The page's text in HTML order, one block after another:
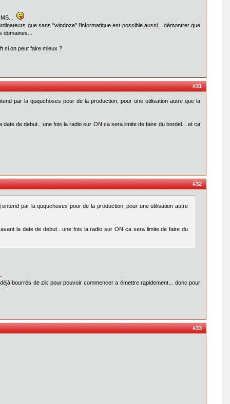
que sans "windoze" l'informatique est possible aussi... démontrer que
si on peut faire mieux ?
#31
par la ququchoses pour de la production, pour une utilisation autre que la
de debut.. une fois la radio sur ON ca sera limite de faire du bordel... et ca
#32
par la ququchoses pour de la production, pour une utilisation autre
la date de debut.. une fois la radio sur ON ca sera limite de faire du
bourrés de zik pour pouvoir commencer a émettre rapidement... donc pour
#33